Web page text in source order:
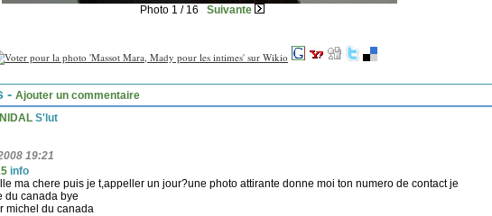
Photo 1 / 16 Suivante
- Ajouter un commentaire
S'lut
19:21
info
ma chere puis je t,appeller un jour?une photo attirante donne moi ton numero de contact je
du canada bye
michel du canada